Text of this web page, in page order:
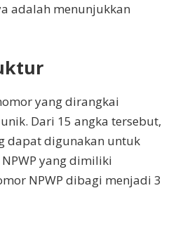
adalah menunjukkan
yang dirangkai
Dari 15 angka tersebut,
dapat digunakan untuk
yang dimiliki
NPWP dibagi menjadi 3